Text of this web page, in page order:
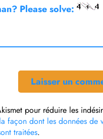
Please solve:
pour réduire les
façon dont les données de
traitées.